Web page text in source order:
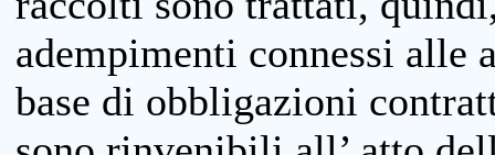
adempimenti connessi
base di obbligazioni